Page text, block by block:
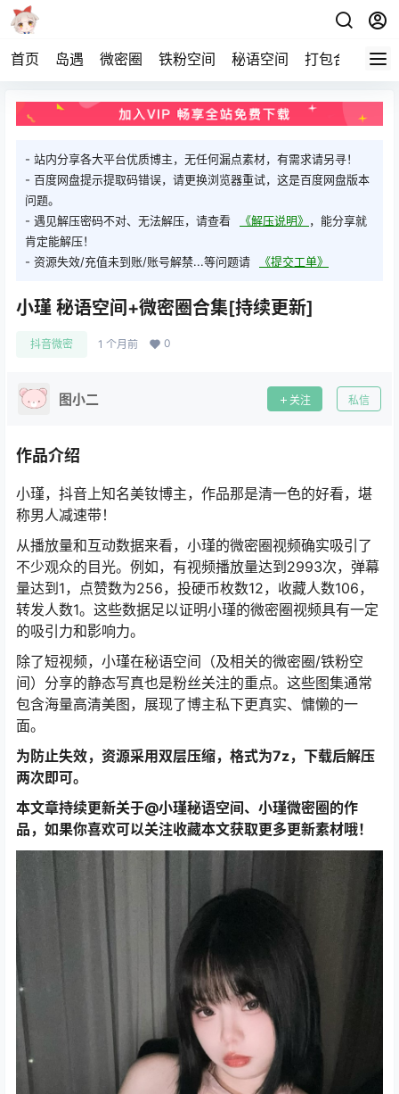
首页 岛遇 微密圈 铁粉空间 秘语空间 打包合集 关
- 站内分享各大平台优质博主，无任何漏点素材，有需求请另寻！
- 百度网盘提示提取码错误，请更换浏览器重试，这是百度网盘版本
问题。
- 遇见解压密码不对、无法解压，请查看
《解压说明》 ，能分享就
肯定能解压！
- 资源失效/充值未到账/账号解禁...等问题请
《提交工单》
小瑾 秘语空间+微密圈合集[持续更新]
抖音微密 1 个月前 0
图小二 关注 私信
作品介绍
小瑾，抖音上知名美钕博主，作品那是清一色的好看，堪
称男人减速带！
从播放量和互动数据来看，小瑾的微密圈视频确实吸引了
不少观众的目光。例如，有视频播放量达到2993次，弹幕
量达到1，点赞数为256，投硬币枚数12，收藏人数106，
转发人数1。这些数据足以证明小瑾的微密圈视频具有一定
的吸引力和影响力。
除了短视频，小瑾在秘语空间（及相关的微密圈/铁粉空
间）分享的静态写真也是粉丝关注的重点。这些图集通常
包含海量高清美图，展现了博主私下更真实、慵懒的一
面。
为防止失效，资源采用双层压缩，格式为7z，下载后解压
两次即可。
本文章持续更新关于@小瑾秘语空间、小瑾微密圈的作
品，如果你喜欢可以关注收藏本文获取更多更新素材哦！